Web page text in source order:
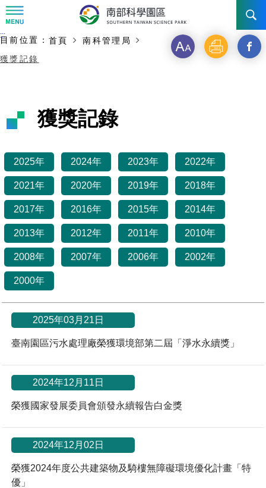
訊息公告
新聞資料專區
徵才公告
招標資訊
園區電子看板專區
發展沿革
大事紀
局長小檔案
局長電子信箱
機關組織
組織法
組織架構
組織職掌
管理局位置
施政主軸
年度工作展望
國家科學及技術委員會重大政策
廉政園地
工作職掌與聯絡管道
廉政反貪、防貪專區
廉政資訊
公職人員及關係人補助交易身分關係公開專區
獲獎記錄
檔案應用專區
檔案應用服務須知
檔案應用及宣導活動
檔案管理局相關連結
WebMail(新)
認識園區
簡介
競爭優勢
土地規劃
水電供應
園區土地廠房宿舍出租資訊
園區資源再生中心
污水處理廠
高雄園區
簡介
競爭優勢
土地規劃
水電供應
園區土地廠房宿舍出租資訊
污水處理廠
橋頭園區
簡介
競爭優勢
土地規劃
水電供應
園區土地廠房宿舍出租資訊
新設園區
交通資訊
機構及廠商名錄
廠商名錄
園區公會資訊
研究機構
育成中心
文化藝術
公共藝術
考古遺址
南科新港堂
園區生活
生活服務
園區宿舍簡介
南科實中
創新創業
南科AI_ROBOT自造基地
永續園區
永續LOHAS綠色園區
廠商服務
申請流程及表單
入區申辦流程
申辦案件處理時限
投資業務
工商業務
通關業務
工安管理
環保管理
建築管理
相關費用
園區事業管理費
土地及廠房租賃
宿舍租金費用
污水費
廢棄物清除處理費
科學園區廠商服務網
園區課程及獎補助計畫
園區培訓課程
科學園區人才培育補助計畫
新興科技應用計畫
敦親睦鄰經費補助
園區參訪申請
性平專區
園區廠商採購資訊
主要內容開始
:::
目前位置： 首頁
南科管理局
獲獎記錄
字 列 另
獲獎記錄
2025年 2024年 2023年 2022年
2021年 2020年 2019年 2018年
2017年 2016年 2015年 2014年
2013年 2012年 2011年 2010年
2008年 2007年 2006年 2002年
2000年
2025年03月21日
臺南園區污水處理廠榮獲環境部第二屆「淨水永續獎」
2024年12月11日
榮獲國家發展委員會頒發永續報告白金獎
2024年12月02日
榮獲2024年度公共建築物及騎樓無障礙環境優化計畫「特
優」